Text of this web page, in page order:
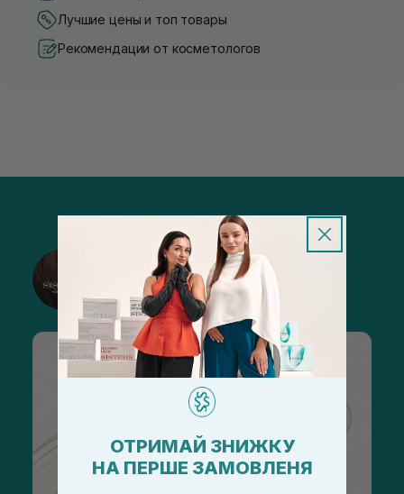
Лучшие цены и топ товары
Рекомендации от косметологов
@sisters_stelmakh в Instagram
Подписаться
ОТРИМАЙ ЗНИЖКУ
НА ПЕРШЕ ЗАМОВЛЕНЯ